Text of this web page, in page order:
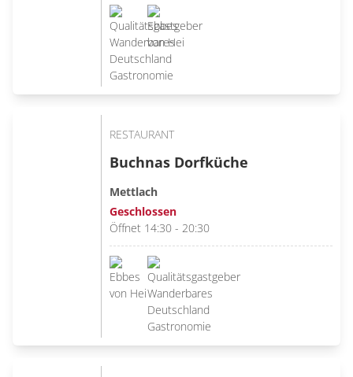
RESTAURANT
Buchnas Dorfküche
Mettlach
Geschlossen
Öffnet 14:30 - 20:30